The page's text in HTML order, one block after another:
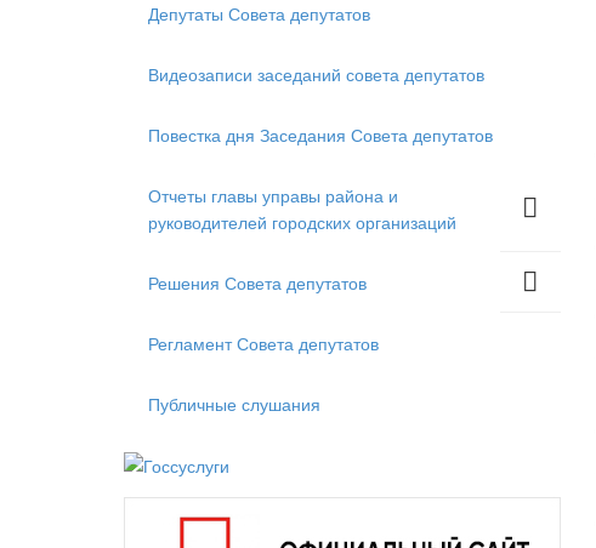
Депутаты Совета депутатов
Видеозаписи заседаний совета депутатов
Повестка дня Заседания Совета депутатов
Отчеты главы управы района и
руководителей городских организаций
Решения Совета депутатов
Регламент Совета депутатов
Публичные слушания